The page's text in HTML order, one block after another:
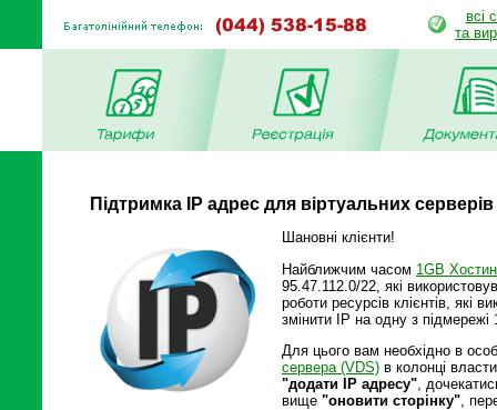
всі
та
Підтримка IP адрес для віртуальних серверів
Шановні клієнти!
Найближчим часом 1GB
95.47.112.0/22, які
роботи ресурсів клієнтів, які
змінити IP на одну з підмережі
Для цього вам необхідно в
сервера (VDS) в колонці
"додати IP адресу" ,
вище "оновити сторінку" ,